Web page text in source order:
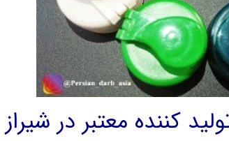
کننده معتبر در شیراز